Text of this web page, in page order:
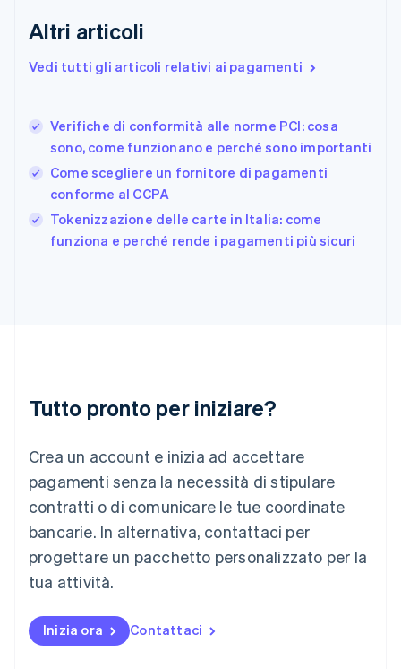
Altri articoli
Vedi tutti gli articoli relativi ai pagamenti
Verifiche di conformità alle norme PCI: cosa
sono, come funzionano e perché sono importanti
Come scegliere un fornitore di pagamenti
conforme al CCPA
Tokenizzazione delle carte in Italia: come
funziona e perché rende i pagamenti più sicuri
Tutto pronto per iniziare?
Crea un account e inizia ad accettare
pagamenti senza la necessità di stipulare
contratti o di comunicare le tue coordinate
bancarie. In alternativa, contattaci per
progettare un pacchetto personalizzato per la
tua attività.
Inizia ora Contattaci
EnglishSvenska
FrançaisEnglish
Giappone
日本語 English
English
Grecia
English
India
Lituania
Lussemburgo
Deutsch English
Malaysia
English 简体中文
Malta
Messico
EspañolEnglish
English
Nuova Zelanda